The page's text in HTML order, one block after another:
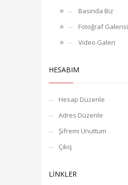
Basında Biz
Fotoğraf Galerisi
Video Galeri
HESABIM
Hesap Düzenle
Adres Düzenle
Şifremi Unuttum
Çıkış
LİNKLER